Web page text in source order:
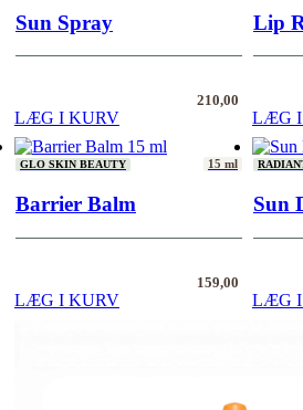
Sun Spray
210,00
LÆG I KURV
Lip
LÆG I
GLO SKIN BEAUTY 15 ml
Barrier Balm
159,00
LÆG I KURV
Sun
LÆG I